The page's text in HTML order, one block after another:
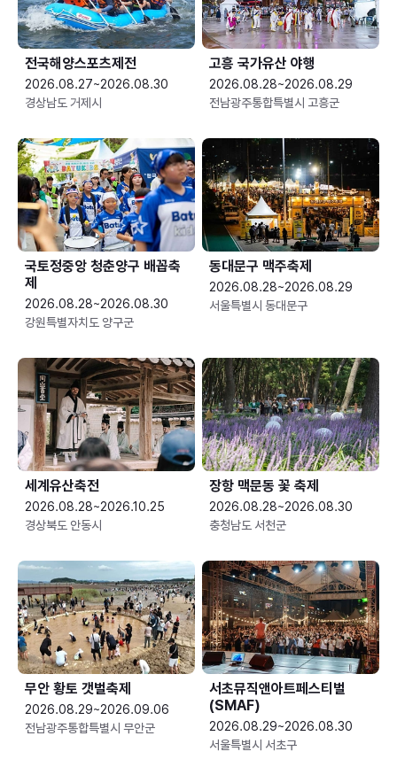
전국해양스포츠제전
2026.08.27~2026.08.30
경상남도 거제시
고흥 국가유산 야행
2026.08.28~2026.08.29
전남광주통합특별시 고흥군
국토정중앙 청춘양구 배꼽축
제
2026.08.28~2026.08.30
강원특별자치도 양구군
동대문구 맥주축제
2026.08.28~2026.08.29
서울특별시 동대문구
세계유산축전
2026.08.28~2026.10.25
경상북도 안동시
장항 맥문동 꽃 축제
2026.08.28~2026.08.30
충청남도 서천군
무안 황토 갯벌축제
2026.08.29~2026.09.06
전남광주통합특별시 무안군
서초뮤직앤아트페스티벌
(SMAF)
2026.08.29~2026.08.30
서울특별시 서초구